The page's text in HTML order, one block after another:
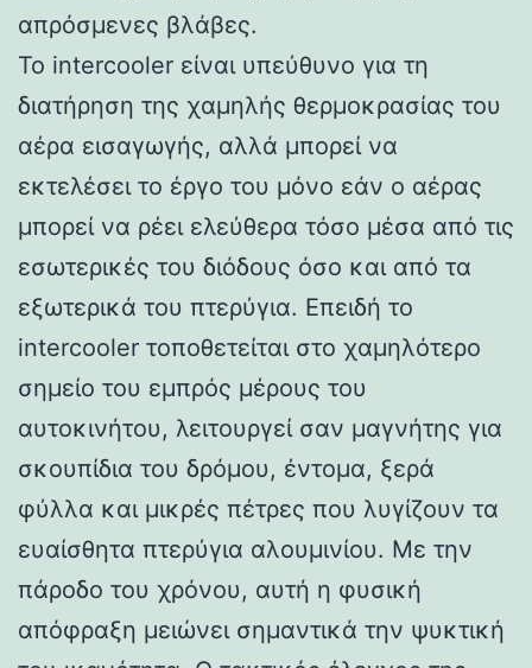
απρόσμενες βλάβες.
Το intercooler είναι υπεύθυνο για τη
διατήρηση της χαμηλής θερμοκρασίας του
αέρα εισαγωγής, αλλά μπορεί να
εκτελέσει το έργο του μόνο εάν ο αέρας
μπορεί να ρέει ελεύθερα τόσο μέσα από τις
εσωτερικές του διόδους όσο και από τα
εξωτερικά του πτερύγια. Επειδή το
intercooler τοποθετείται στο χαμηλότερο
σημείο του εμπρός μέρους του
αυτοκινήτου, λειτουργεί σαν μαγνήτης για
σκουπίδια του δρόμου, έντομα, ξερά
φύλλα και μικρές πέτρες που λυγίζουν τα
ευαίσθητα πτερύγια αλουμινίου. Με την
πάροδο του χρόνου, αυτή η φυσική
απόφραξη μειώνει σημαντικά την ψυκτική